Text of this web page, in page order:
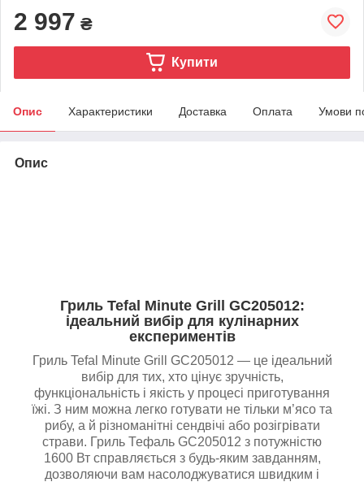
2 997 ₴
Купити
Опис Характеристики Доставка Оплата Умови
Опис
Гриль Tefal Minute Grill GC205012:
ідеальний вибір для кулінарних
експериментів
Гриль Tefal Minute Grill GC205012 — це ідеальний
вибір для тих, хто цінує зручність,
функціональність і якість у процесі приготування
їжі. З ним можна легко готувати не тільки м’ясо та
рибу, а й різноманітні сендвічі або розігрівати
страви. Гриль Тефаль GC205012 з потужністю
1600 Вт справляється з будь-яким завданням,
дозволяючи вам насолоджуватися швидким і